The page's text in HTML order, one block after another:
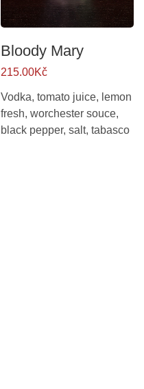
Bloody Mary
215.00Kč
Vodka, tomato juice, lemon
fresh, worchester souce,
black pepper, salt, tabasco